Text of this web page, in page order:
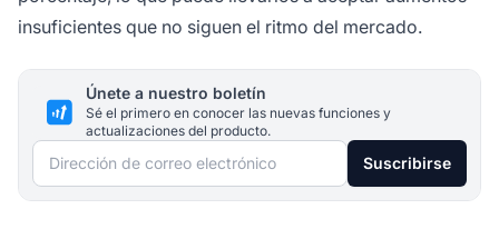
insuficientes que no siguen el ritmo del mercado.
Únete a nuestro boletín
Sé el primero en conocer las nuevas funciones y
actualizaciones del producto.
Dirección de correo electrónico Suscribirse